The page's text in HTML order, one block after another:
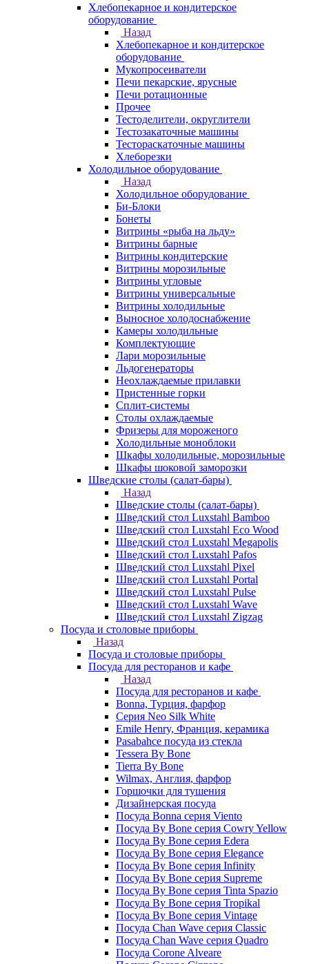
Хлебопекарное и кондитерское
оборудование
Назад
Хлебопекарное и кондитерское
оборудование
Мукопросеиватели
Печи пекарские, ярусные
Печи ротационные
Прочее
Тестоделители, округлители
Тестозакаточные машины
Тестораскаточные машины
Хлеборезки
Холодильное оборудование
Назад
Холодильное оборудование
Би-Блоки
Бонеты
Витрины «рыба на льду»
Витрины барные
Витрины кондитерские
Витрины морозильные
Витрины угловые
Витрины универсальные
Витрины холодильные
Выносное холодоснабжение
Камеры холодильные
Комплектующие
Лари морозильные
Льдогенераторы
Неохлаждаемые прилавки
Пристенные горки
Сплит-системы
Столы охлаждаемые
Фризеры для мороженого
Холодильные моноблоки
Шкафы холодильные, морозильные
Шкафы шоковой заморозки
Шведские столы (салат-бары)
Назад
Шведские столы (салат-бары)
Шведский стол Luxstahl Bamboo
Шведский стол Luxstahl Eco Wood
Шведский стол Luxstahl Megapolis
Шведский стол Luxstahl Pafos
Шведский стол Luxstahl Pixel
Шведский стол Luxstahl Portal
Шведский стол Luxstahl Pulse
Шведский стол Luxstahl Wave
Шведский стол Luxstahl Zigzag
Посуда и столовые приборы
Назад
Посуда и столовые приборы
Посуда для ресторанов и кафе
Назад
Посуда для ресторанов и кафе
Bonna, Турция, фарфор
Cерия Neo Silk White
Emile Henry, Франция, керамика
Pasabahce посуда из стекла
Tessera By Bone
Tierra By Bone
Wilmax, Англия, фарфор
Горшочки для тушения
Дизайнерская посуда
Посуда Bonna серия Viento
Посуда By Bone серия Cowry Yellow
Посуда By Bone серия Edera
Посуда By Bone серия Elegance
Посуда By Bone серия Infinity
Посуда By Bone серия Supreme
Посуда By Bone серия Tinta Spazio
Посуда By Bone серия Tropikal
Посуда By Bone серия Vintage
Посуда Chan Wave серия Classic
Посуда Chan Wave серия Quadro
Посуда Corone Alveare